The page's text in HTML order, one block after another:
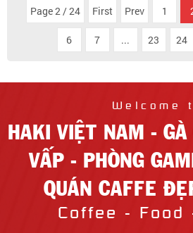
Page 2 / 24 First Prev 1
6 7 ... 23 24
Welcome
HAKI VIỆT NAM - GÀ
VẤP - PHÒNG
QUÁN CAFFE
Coffee - Food